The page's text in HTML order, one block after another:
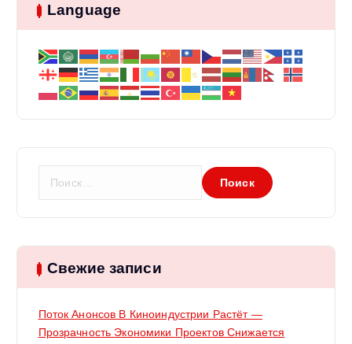
а
Language
и
: Свежие записи
Поток Анонсов В Киноиндустрии Растёт —
Прозрачность Экономики Проектов Снижается